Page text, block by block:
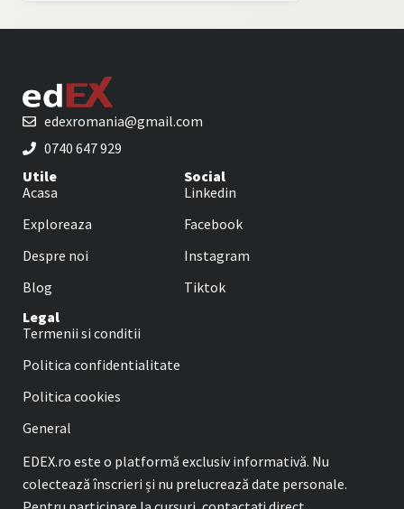
edexromania@gmail.com
0740 647 929
Utile
Acasa
Exploreaza
Despre noi
Blog
Social
Linkedin
Facebook
Instagram
Tiktok
Legal
Termenii si conditii
Politica confidentialitate
Politica cookies
General
EDEX.ro este o platformă exclusiv informativă. Nu
colectează înscrieri și nu prelucrează date personale.